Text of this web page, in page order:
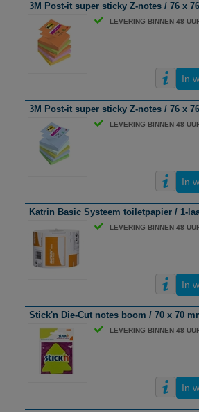
3M Post-it super sticky Z-notes / 76 x
LEVERING BINNEN 48
In
3M Post-it super sticky Z-notes / 76 x
LEVERING BINNEN 48
In
Katrin Basic Systeem toiletpapier / 1-
LEVERING BINNEN 48
In
Stick'n Die-Cut notes boom / 70 x 70
LEVERING BINNEN 48
In